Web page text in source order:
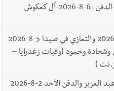
وفاة الحاجة رقية محمد حمودة -الدفن -6-8-2026-آل كعكوش
وفاة مصطفى محمد موسى 3-8-2026 والتعازي في صيدا 5-8-2026
وحمود (وفيات زغدرايا –
)
وفاة الشاب موسى محمد خلف عبد العزيز والدفن الأحد 2-8-2026